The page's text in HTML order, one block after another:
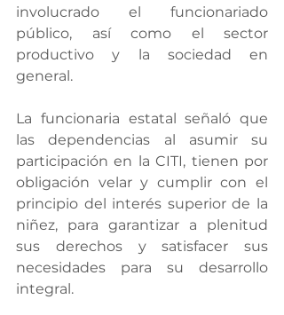
involucrado el funcionariado
público, así como el sector
productivo y la sociedad en
general.
La funcionaria estatal señaló que
las dependencias al asumir su
participación en la CITI, tienen por
obligación velar y cumplir con el
principio del interés superior de la
niñez, para garantizar a plenitud
sus derechos y satisfacer sus
necesidades para su desarrollo
integral.